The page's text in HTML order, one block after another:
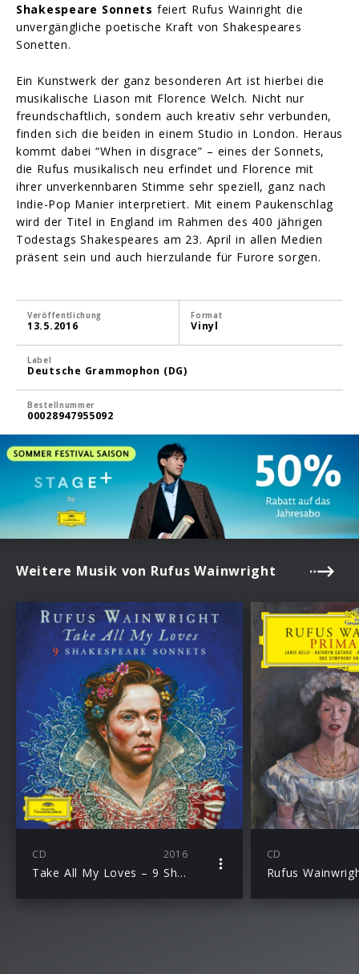
Shakespeare Sonnets feiert Rufus Wainright die
unvergängliche poetische Kraft von Shakespeares
Sonetten.
Ein Kunstwerk der ganz besonderen Art ist hierbei die
musikalische Liason mit Florence Welch. Nicht nur
freundschaftlich, sondern auch kreativ sehr verbunden,
finden sich die beiden in einem Studio in London. Heraus
kommt dabei “When in disgrace” – eines der Sonnets,
die Rufus musikalisch neu erfindet und Florence mit
ihrer unverkennbaren Stimme sehr speziell, ganz nach
Indie-Pop Manier interpretiert. Mit einem Paukenschlag
wird der Titel in England im Rahmen des 400 jährigen
Todestags Shakespeares am 23. April in allen Medien
präsent sein und auch hierzulande für Furore sorgen.
Veröffentlichung
13.5.2016
Format
Vinyl
Label
Deutsche Grammophon (DG)
Bestellnummer
00028947955092
Weitere Musik von Rufus Wainwright
CD 2016
Take All My Loves – 9 Shakespeare Sonnets
CD